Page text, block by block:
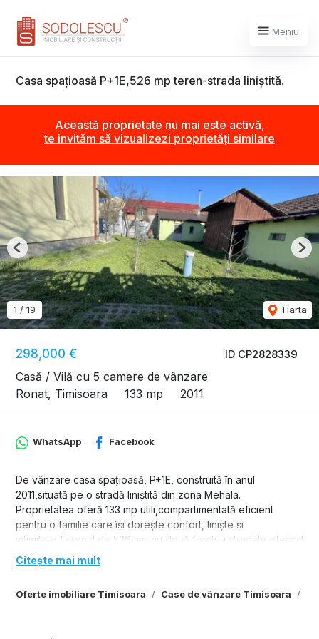
Meniu
Casa spațioasă P+1E,526 mp teren-strada liniștită.
Această proprietate nu mai este activă,
te invităm să vizualizezi proprietăți similare
ID CP2828339
298,000 €
Casă / Vilă cu 5 camere de vânzare
Ronat, Timisoara
133 mp 2011
1 / 19 Harta
Previous
Oferte imobiliare Timisoara Case de vânzare Timisoara
WhatsApp Facebook
De vânzare casa spațioasă, P+1E, construită în anul
2011,situată pe o stradă liniștită din zona Mehala.
Proprietatea oferă 133 mp utili,compartimentată eficient
pentru o familie care își dorește confort, liniște și
intimitate.Terenul de 526 mp cu două fronturi stradale oferind
acces facil,posibilitatea de extindere sau amenajare
suplimentară.
Parter
Citește mai mult